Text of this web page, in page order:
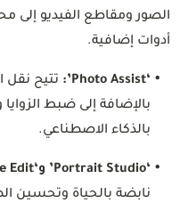
الصور ومقاطع الفيديو إلى
أدوات إضافية.
•
‘Photo Assist’:
تتيح نقل
بالإضافة إلى ضبط
بالذكاء الاصطناعي.
• ‘Portrait Studio’ و‘Generative Edit’: